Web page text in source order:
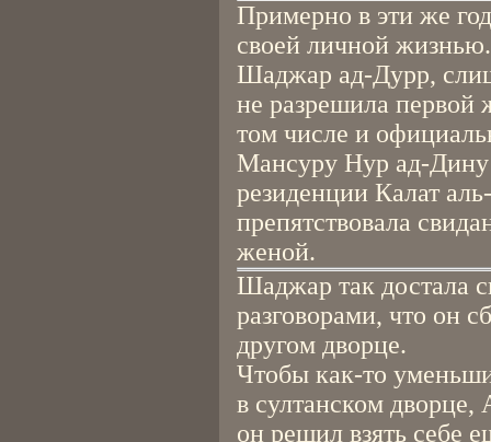
Примерно в эти же
своей личной
Шаджар ад-Дурр,
не разрешила первой
том числе и
Мансуру Нур ад-Дину
резиденции Калат
препятствовала
женой.
Шаджар так достала
разговорами, что он
другом дворце.
Чтобы как-то
в султанском
он решил взять себе